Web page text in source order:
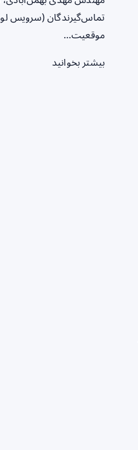
موقعیت…
بیشتر بخوانید